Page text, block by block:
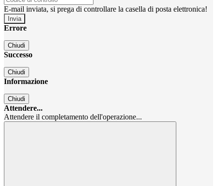
E-mail inviata, si prega di controllare la casella di posta elettronica!
Errore
Chiudi
Successo
Chiudi
Informazione
Chiudi
Attendere...
Attendere il completamento dell'operazione...